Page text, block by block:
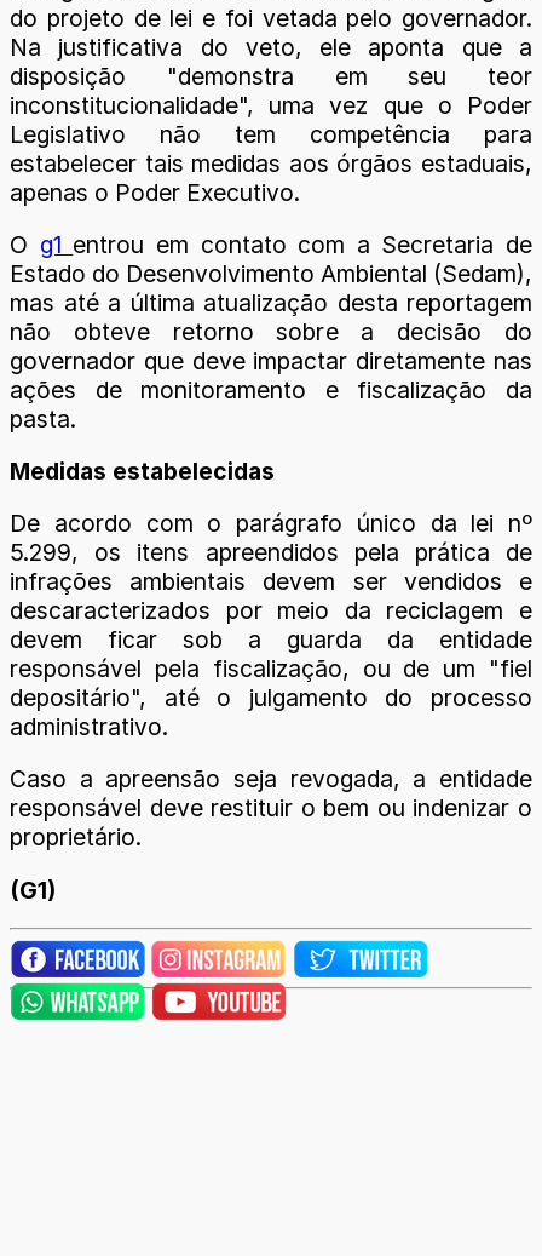
do projeto de lei e foi vetada pelo governador.
Na justificativa do veto, ele aponta que a
disposição "demonstra em seu teor
inconstitucionalidade", uma vez que o Poder
Legislativo não tem competência para
estabelecer tais medidas aos órgãos estaduais,
apenas o Poder Executivo.
O g1 entrou em contato com a Secretaria de
Estado do Desenvolvimento Ambiental (Sedam),
mas até a última atualização desta reportagem
não obteve retorno sobre a decisão do
governador que deve impactar diretamente nas
ações de monitoramento e fiscalização da
pasta.
Medidas estabelecidas
De acordo com o parágrafo único da lei nº
5.299, os itens apreendidos pela prática de
infrações ambientais devem ser vendidos e
descaracterizados por meio da reciclagem e
devem ficar sob a guarda da entidade
responsável pela fiscalização, ou de um "fiel
depositário", até o julgamento do processo
administrativo.
Caso a apreensão seja revogada, a entidade
responsável deve restituir o bem ou indenizar o
proprietário.
(G1)